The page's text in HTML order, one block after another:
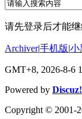
请先登录后才能
Archiver|手机版|小
GMT+8, 2026-8-6
Powered by Discuz!
Copyright © 2001-